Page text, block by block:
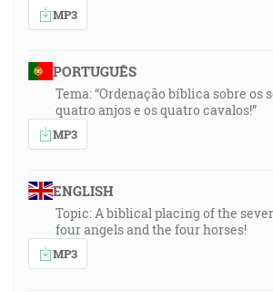
MP3
PORTUGUÊS
Tema: “Ordenação bíblica sobre os
quatro anjos e os quatro cavalos!”
MP3
ENGLISH
Topic: A biblical placing of the
four angels and the four horses!
MP3